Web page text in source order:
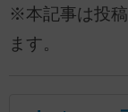
※本記事は投
ます。